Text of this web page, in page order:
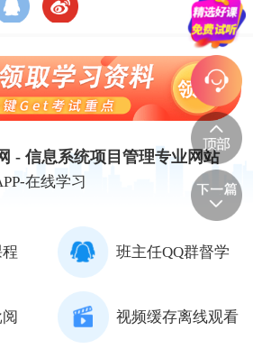
- 信息系统项目管理专业网站
在线学习
班主任QQ群督学
视频缓存离线观看